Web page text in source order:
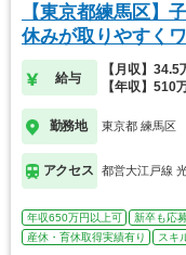
【東京都練馬区】
休みが取りやすく
給与
【月収】
【年収】510
勤務地 東京都 練馬区
アクセス 都営大江戸線
年収650万円以上可 新卒も応
産休・育休取得実績有り
スキ